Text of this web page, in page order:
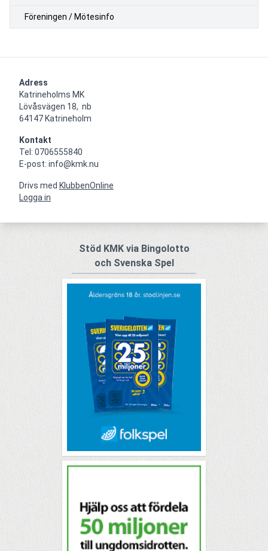
Föreningen / Mötesinfo
Adress
Katrineholms MK
Lövåsvägen 18,  nb
64147 Katrineholm
Kontakt
Tel: 0706555840
E-post: info@kmk.nu
Drivs med KlubbenOnline
Logga in
Stöd KMK via Bingolotto
och Svenska Spel